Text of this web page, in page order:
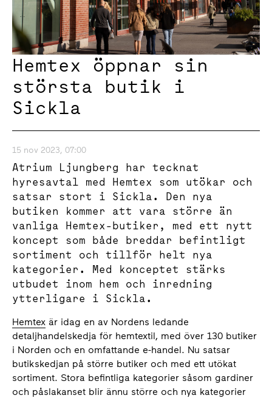
Hemtex öppnar sin
största butik i
Sickla
15 nov 2023, 07:00
Atrium Ljungberg har tecknat
hyresavtal med Hemtex som utökar och
satsar stort i Sickla. Den nya
butiken kommer att vara större än
vanliga Hemtex-butiker, med ett nytt
koncept som både breddar befintligt
sortiment och tillför helt nya
kategorier. Med konceptet stärks
utbudet inom hem och inredning
ytterligare i Sickla.
Hemtex är idag en av Nordens ledande
detaljhandelskedja för hemtextil, med över 130 butiker
i Norden och en omfattande e-handel. Nu satsar
butikskedjan på större butiker och med ett utökat
sortiment. Stora befintliga kategorier såsom gardiner
och påslakanset blir ännu större och nya kategorier